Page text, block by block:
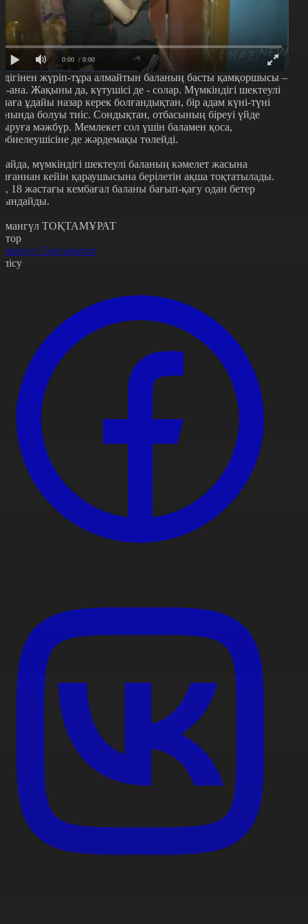
0:00 / 0:00
жүріп-тұра алмайтын баланың басты қамқоршысы –
ана. Жақыны да, күтушісі де - солар. Мүмкіндігі шектеулі
ұдайы назар керек болғандықтан, бір адам күні-түні
болуы тиіс. Сондықтан, отбасының біреуі үйде
мәжбүр. Мемлекет сол үшін баламен қоса,
де жәрдемақы төлейді.
мүмкіндігі шектеулі баланың кәмелет жасына
кейін қараушысына берілетін ақша тоқтатылады.
18 жастағы кембағал баланы бағып-қағу одан бетер
ТОҚТАМҰРАТ
Тоқтамұрат